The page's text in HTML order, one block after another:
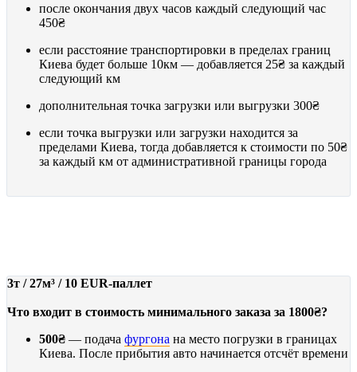
после окончания двух часов каждый следующий час
450₴
если расстояние транспортировки в пределах границ
Киева будет больше 10км — добавляется 25₴ за каждый
следующий км
дополнительная точка загрузки или выгрузки 300₴
если точка выгрузки или загрузки находится за
пределами Киева, тогда добавляется к стоимости по 50₴
за каждый км от административной границы города
3т / 27м³ / 10 EUR-паллет
Что входит в стоимость минимального заказа за 1800₴?
500₴ — подача фургона на место погрузки в границах
Киева. После прибытия авто начинается отсчёт времени